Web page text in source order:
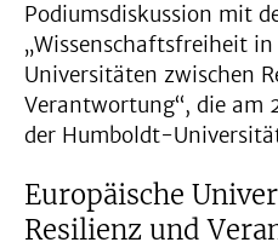
Podiumsdiskussion mit
„Wissenschaftsfreiheit
Universitäten zwischen
Verantwortung“, die am
der Humboldt-
Europäische
Resilienz und